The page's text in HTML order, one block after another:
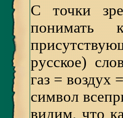
С точки
понимать
русское)
газ = воздух
символ
видим, что